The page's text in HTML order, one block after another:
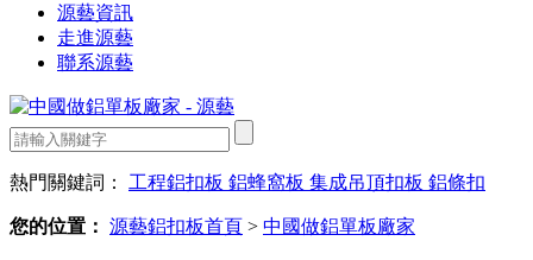
源藝資訊
走進源藝
聯系源藝
熱門關鍵詞： 工程鋁扣板 鋁蜂窩板 集成吊頂扣板 鋁條扣
您的位置： 源藝鋁扣板首頁 > 中國做鋁單板廠家